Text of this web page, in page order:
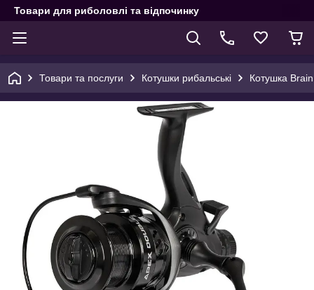
Товари для риболовлі та відпочинку
Товари та послуги Котушки рибальські Котушка